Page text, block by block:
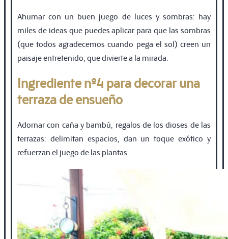
Ahumar con un buen juego de luces y sombras: hay
miles de ideas que puedes aplicar para que las sombras
(que todos agradecemos cuando pega el sol) creen un
paisaje entretenido, que divierte a la mirada.
Ingrediente nº4 para decorar una
terraza de ensueño
Adornar con caña y bambú, regalos de los dioses de las
terrazas: delimitan espacios, dan un toque exótico y
refuerzan el juego de las plantas.